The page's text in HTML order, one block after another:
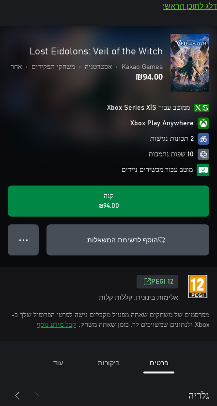
דלג לתוכן הראשי
Lost Eidolons: Veil of the Witch
Kakao Games
• אסטרטגיה • משחקי תפקידים • אחר
‪₪‎94.00‬
ממוטב עבור Xbox Series X|S
Xbox Play Anywhere
2 תכונות נגישות
10 שפות נתמכות
מוטב עבור מכשירים ניידים
קנה
‪₪‎94.00‬
הוסף לרשימת המשאלות ● ● ●
‎PEGI 12‎
אלימות בינונית, קללות קלות
מפרסמים של משחקים שאתה מפעיל מקבלים גישה לפרטי הפרופיל שלך ב-
Xbox ולנתונים שמשויכים לך, בזמן שאתה משחק.
קבל מידע נוסף
פרטים ביקורות עוד
גלריה